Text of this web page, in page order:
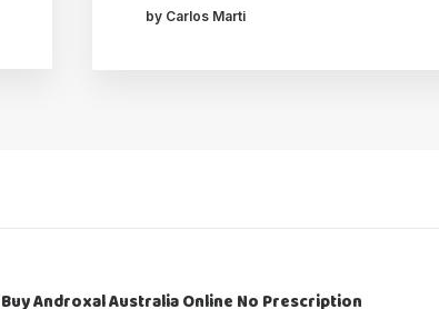
by Carlos Marti
Buy Androxal Australia Online No Prescription